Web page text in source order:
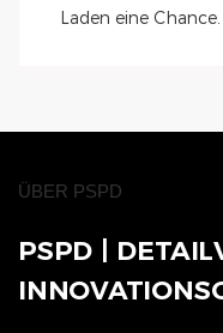
Laden eine Chance.
ÜBER PSPD
PSPD |